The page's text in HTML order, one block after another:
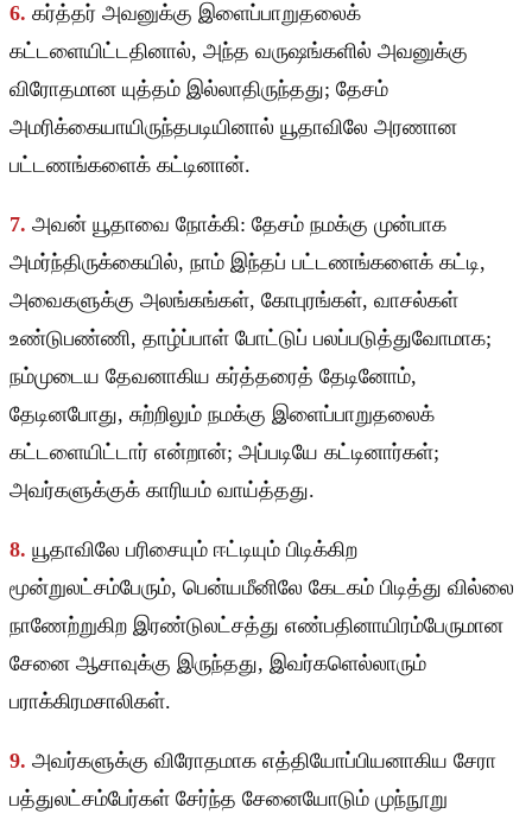
6. கர்த்தர் அவனுக்கு இளைப்பாறுதலைக்
கட்டளையிட்டதினால், அந்த வருஷங்களில் அவனுக்கு
விரோதமான யுத்தம் இல்லாதிருந்தது; தேசம்
அமரிக்கையாயிருந்தபடியினால் யூதாவிலே அரணான
பட்டணங்களைக் கட்டினான்.
7. அவன் யூதாவை நோக்கி: தேசம் நமக்கு முன்பாக
அமர்ந்திருக்கையில், நாம் இந்தப் பட்டணங்களைக் கட்டி,
அவைகளுக்கு அலங்கங்கள், கோபுரங்கள், வாசல்கள்
உண்டுபண்ணி, தாழ்ப்பாள் போட்டுப் பலப்படுத்துவோமாக;
நம்முடைய தேவனாகிய கர்த்தரைத் தேடினோம்,
தேடினபோது, சுற்றிலும் நமக்கு இளைப்பாறுதலைக்
கட்டளையிட்டார் என்றான்; அப்படியே கட்டினார்கள்;
அவர்களுக்குக் காரியம் வாய்த்தது.
8. யூதாவிலே பரிசையும் ஈட்டியும் பிடிக்கிற
மூன்றுலட்சம்பேரும், பென்யமீனிலே கேடகம் பிடித்து வில்லை
நாணேற்றுகிற இரண்டுலட்சத்து எண்பதினாயிரம்பேருமான
சேனை ஆசாவுக்கு இருந்தது, இவர்களெல்லாரும்
பராக்கிரமசாலிகள்.
9. அவர்களுக்கு விரோதமாக எத்தியோப்பியனாகிய சேரா
பத்துலட்சம்பேர்கள் சேர்ந்த சேனையோடும் முந்நூறு